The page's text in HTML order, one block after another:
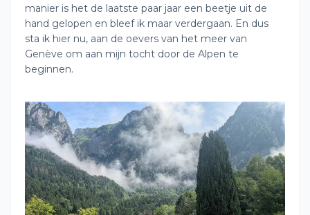
manier is het de laatste paar jaar een beetje uit de
hand gelopen en bleef ik maar verdergaan. En dus
sta ik hier nu, aan de oevers van het meer van
Genève om aan mijn tocht door de Alpen te
beginnen.